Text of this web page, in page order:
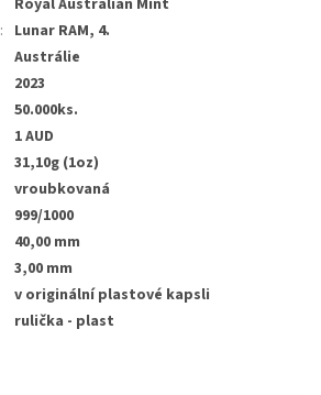
Royal Australian Mint
: Lunar RAM, 4.
Austrálie
2023
50.000ks.
1 AUD
31,10g (1oz)
vroubkovaná
999/1000
40,00 mm
3,00 mm
v originální plastové kapsli
rulička - plast